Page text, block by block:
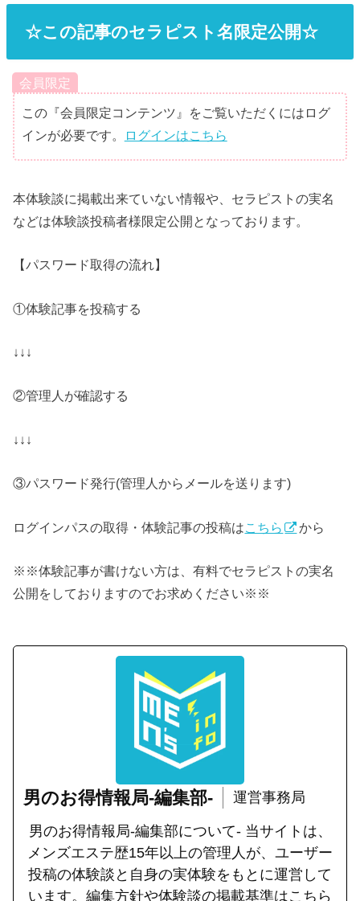
☆この記事のセラピスト名限定公開☆
会員限定
この『会員限定コンテンツ』をご覧いただくにはログ
インが必要です。
ログインはこちら
本体験談に掲載出来ていない情報や、セラピストの実名
などは体験談投稿者様限定公開となっております。
【パスワード取得の流れ】
①体験記事を投稿する
↓↓↓
②管理人が確認する
↓↓↓
③パスワード発行(管理人からメールを送ります)
ログインパスの取得・体験記事の投稿は こちら から
※※体験記事が書けない方は、有料でセラピストの実名
公開をしておりますのでお求めください※※
男のお得情報局-編集部- 運営事務局
男のお得情報局-編集部について- 当サイトは、
メンズエステ歴15年以上の管理人が、ユーザー
投稿の体験談と自身の実体験をもとに運営して
います。編集方針や体験談の掲載基準はこちら